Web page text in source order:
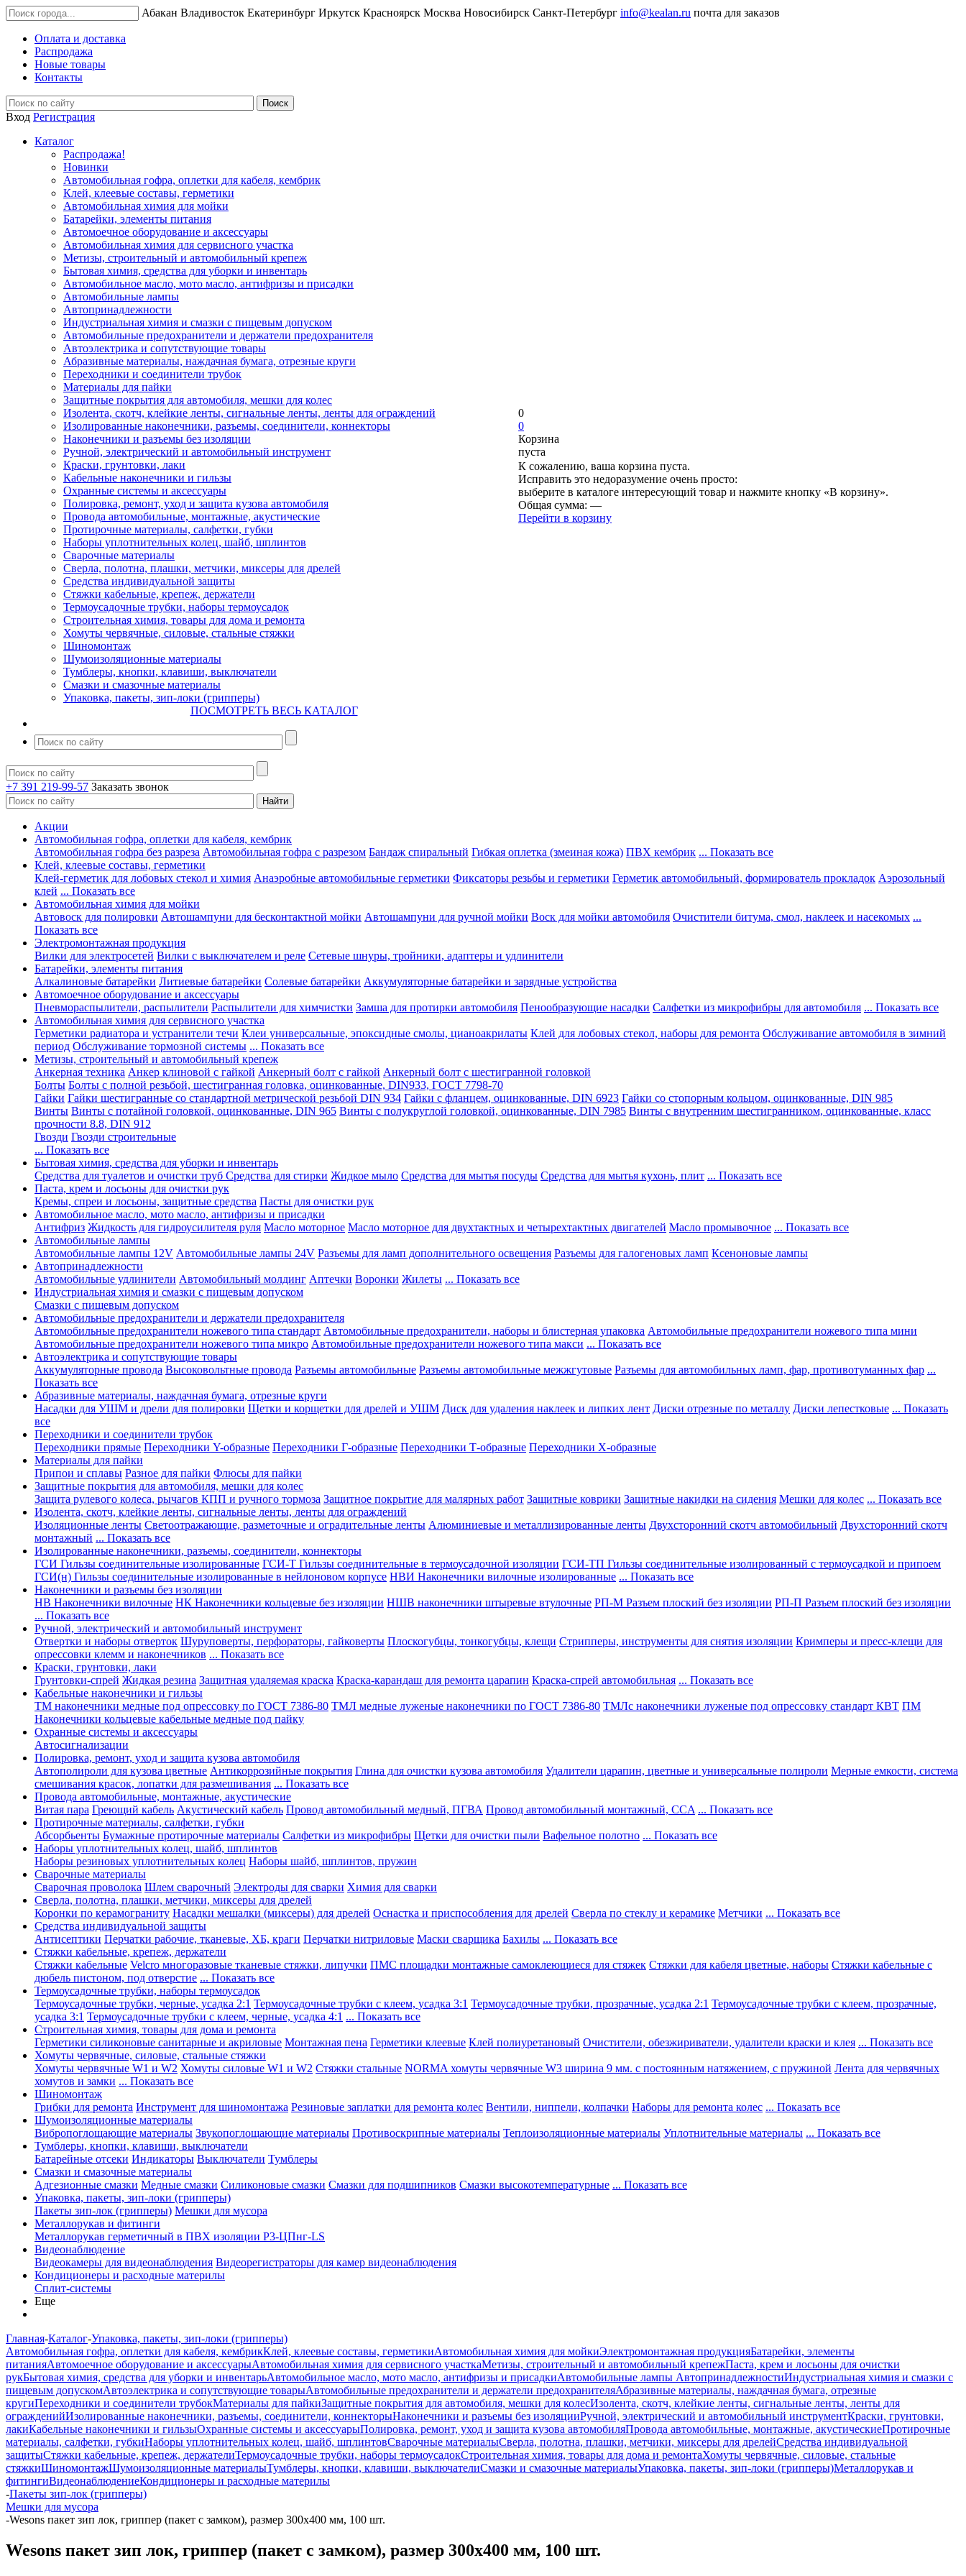
Абакан Владивосток Екатеринбург Иркутск Красноярск Москва Новосибирск Санкт-Петербург info@kealan.ru почта для заказов
Оплата и доставка
Распродажа
Новые товары
Контакты
Вход Регистрация
Каталог
Распродажа!
Новинки
Автомобильная гофра, оплетки для кабеля, кембрик
Клей, клеевые составы, герметики
Автомобильная химия для мойки
Батарейки, элементы питания
Автомоечное оборудование и аксессуары
Автомобильная химия для сервисного участка
Метизы, строительный и автомобильный крепеж
Бытовая химия, средства для уборки и инвентарь
Автомобильное масло, мото масло, антифризы и присадки
Автомобильные лампы
Автопринадлежности
Индустриальная химия и смазки с пищевым допуском
Автомобильные предохранители и держатели предохранителя
Автоэлектрика и сопутствующие товары
Абразивные материалы, наждачная бумага, отрезные круги
Переходники и соединители трубок
Материалы для пайки
Защитные покрытия для автомобиля, мешки для колес
Изолента, скотч, клейкие ленты, сигнальные ленты, ленты для ограждений
Изолированные наконечники, разъемы, соединители, коннекторы
Наконечники и разъемы без изоляции
Ручной, электрический и автомобильный инструмент
Краски, грунтовки, лаки
Кабельные наконечники и гильзы
Охранные системы и аксессуары
Полировка, ремонт, уход и защита кузова автомобиля
Провода автомобильные, монтажные, акустические
Протирочные материалы, салфетки, губки
Наборы уплотнительных колец, шайб, шплинтов
Сварочные материалы
Сверла, полотна, плашки, метчики, миксеры для дрелей
Средства индивидуальной защиты
Стяжки кабельные, крепеж, держатели
Термоусадочные трубки, наборы термоусадок
Строительная химия, товары для дома и ремонта
Хомуты червячные, силовые, стальные стяжки
Шиномонтаж
Шумоизоляционные материалы
Тумблеры, кнопки, клавиши, выключатели
Смазки и смазочные материалы
Упаковка, пакеты, зип-локи (грипперы)
ПОСМОТРЕТЬ ВЕСЬ КАТАЛОГ
+7 391 219-99-57 Заказать звонок
0
0
Корзина
пуста
К сожалению, ваша корзина пуста.
Исправить это недоразумение очень просто:
выберите в каталоге интересующий товар и нажмите кнопку «В корзину».
Общая сумма: —
Перейти в корзину
Акции
Автомобильная гофра, оплетки для кабеля, кембрик
Автомобильная гофра без разреза Автомобильная гофра с разрезом Бандаж спиральный Гибкая оплетка (змеиная кожа) ПВХ кембрик ... Показать все
Клей, клеевые составы, герметики
Клей-герметик для лобовых стекол и химия Анаэробные автомобильные герметики Фиксаторы резьбы и герметики Герметик автомобильный, формирователь прокладок Аэрозольный
клей ... Показать все
Автомобильная химия для мойки
Автовоск для полировки Автошампуни для бесконтактной мойки Автошампуни для ручной мойки Воск для мойки автомобиля Очистители битума, смол, наклеек и насекомых ...
Показать все
Электромонтажная продукция
Вилки для электросетей Вилки с выключателем и реле Сетевые шнуры, тройники, адаптеры и удлинители
Батарейки, элементы питания
Алкалиновые батарейки Литиевые батарейки Солевые батарейки Аккумуляторные батарейки и зарядные устройства
Автомоечное оборудование и аксессуары
Пневмораспылители, распылители Распылители для химчистки Замша для протирки автомобиля Пенообразующие насадки Салфетки из микрофибры для автомобиля ... Показать все
Автомобильная химия для сервисного участка
Герметики радиатора и устранители течи Клеи универсальные, эпоксидные смолы, цианоакрилаты Клей для лобовых стекол, наборы для ремонта Обслуживание автомобиля в зимний
период Обслуживание тормозной системы ... Показать все
Метизы, строительный и автомобильный крепеж
Анкерная техника Анкер клиновой с гайкой Анкерный болт с гайкой Анкерный болт с шестигранной головкой
Болты Болты с полной резьбой, шестигранная головка, оцинкованные, DIN933, ГОСТ 7798-70
Гайки Гайки шестигранные со стандартной метрической резьбой DIN 934 Гайки с фланцем, оцинкованные, DIN 6923 Гайки со стопорным кольцом, оцинкованные, DIN 985
Винты Винты с потайной головкой, оцинкованные, DIN 965 Винты с полукруглой головкой, оцинкованные, DIN 7985 Винты с внутренним шестигранником, оцинкованные, класс
прочности 8.8, DIN 912
Гвозди Гвозди строительные
... Показать все
Бытовая химия, средства для уборки и инвентарь
Средства для туалетов и очистки труб Средства для стирки Жидкое мыло Средства для мытья посуды Средства для мытья кухонь, плит ... Показать все
Паста, крем и лосьоны для очистки рук
Кремы, спреи и лосьоны, защитные средства Пасты для очистки рук
Автомобильное масло, мото масло, антифризы и присадки
Антифриз Жидкость для гидроусилителя руля Масло моторное Масло моторное для двухтактных и четырехтактных двигателей Масло промывочное ... Показать все
Автомобильные лампы
Автомобильные лампы 12V Автомобильные лампы 24V Разъемы для ламп дополнительного освещения Разъемы для галогеновых ламп Ксеноновые лампы
Автопринадлежности
Автомобильные удлинители Автомобильный молдинг Аптечки Воронки Жилеты ... Показать все
Индустриальная химия и смазки с пищевым допуском
Смазки с пищевым допуском
Автомобильные предохранители и держатели предохранителя
Автомобильные предохранители ножевого типа стандарт Автомобильные предохранители, наборы и блистерная упаковка Автомобильные предохранители ножевого типа мини
Автомобильные предохранители ножевого типа микро Автомобильные предохранители ножевого типа макси ... Показать все
Автоэлектрика и сопутствующие товары
Аккумуляторные провода Высоковольтные провода Разъемы автомобильные Разъемы автомобильные межжгутовые Разъемы для автомобильных ламп, фар, противотуманных фар ...
Показать все
Абразивные материалы, наждачная бумага, отрезные круги
Насадки для УШМ и дрели для полировки Щетки и корщетки для дрелей и УШМ Диск для удаления наклеек и липких лент Диски отрезные по металлу Диски лепестковые ... Показать
все
Переходники и соединители трубок
Переходники прямые Переходники Y-образные Переходники Г-образные Переходники Т-образные Переходники Х-образные
Материалы для пайки
Припои и сплавы Разное для пайки Флюсы для пайки
Защитные покрытия для автомобиля, мешки для колес
Защита рулевого колеса, рычагов КПП и ручного тормоза Защитное покрытие для малярных работ Защитные коврики Защитные накидки на сидения Мешки для колес ... Показать все
Изолента, скотч, клейкие ленты, сигнальные ленты, ленты для ограждений
Изоляционные ленты Светоотражающие, разметочные и оградительные ленты Алюминиевые и металлизированные ленты Двухсторонний скотч автомобильный Двухсторонний скотч
монтажный ... Показать все
Изолированные наконечники, разъемы, соединители, коннекторы
ГСИ Гильзы соединительные изолированные ГСИ-Т Гильзы соединительные в термоусадочной изоляции ГСИ-ТП Гильзы соединительные изолированный с термоусадкой и припоем
ГСИ(н) Гильзы соединительные изолированные в нейлоновом корпусе НВИ Наконечники вилочные изолированные ... Показать все
Наконечники и разъемы без изоляции
НВ Наконечники вилочные НК Наконечники кольцевые без изоляции НШВ наконечники штыревые втулочные РП-М Разъем плоский без изоляции РП-П Разъем плоский без изоляции
... Показать все
Ручной, электрический и автомобильный инструмент
Отвертки и наборы отверток Шуруповерты, перфораторы, гайковерты Плоскогубцы, тонкогубцы, клещи Стрипперы, инструменты для снятия изоляции Кримперы и пресс-клещи для
опрессовки клемм и наконечников ... Показать все
Краски, грунтовки, лаки
Грунтовки-спрей Жидкая резина Защитная удаляемая краска Краска-карандаш для ремонта царапин Краска-спрей автомобильная ... Показать все
Кабельные наконечники и гильзы
ТМ наконечники медные под опрессовку по ГОСТ 7386-80 ТМЛ медные луженые наконечники по ГОСТ 7386-80 ТМЛс наконечники луженые под опрессовку стандарт КВТ ПМ
Наконечники кольцевые кабельные медные под пайку
Охранные системы и аксессуары
Автосигнализации
Полировка, ремонт, уход и защита кузова автомобиля
Автополироли для кузова цветные Антикоррозийные покрытия Глина для очистки кузова автомобиля Удалители царапин, цветные и универсальные полироли Мерные емкости, система
смешивания красок, лопатки для размешивания ... Показать все
Провода автомобильные, монтажные, акустические
Витая пара Греющий кабель Акустический кабель Провод автомобильный медный, ПГВА Провод автомобильный монтажный, CCA ... Показать все
Протирочные материалы, салфетки, губки
Абсорбьенты Бумажные протирочные материалы Салфетки из микрофибры Щетки для очистки пыли Вафельное полотно ... Показать все
Наборы уплотнительных колец, шайб, шплинтов
Наборы резиновых уплотнительных колец Наборы шайб, шплинтов, пружин
Сварочные материалы
Сварочная проволока Шлем сварочный Электроды для сварки Химия для сварки
Сверла, полотна, плашки, метчики, миксеры для дрелей
Коронки по керамограниту Насадки мешалки (миксеры) для дрелей Оснастка и приспособления для дрелей Сверла по стеклу и керамике Метчики ... Показать все
Средства индивидуальной защиты
Антисептики Перчатки рабочие, тканевые, ХБ, краги Перчатки нитриловые Маски сварщика Бахилы ... Показать все
Стяжки кабельные, крепеж, держатели
Стяжки кабельные Velcro многоразовые тканевые стяжки, липучки ПМС площадки монтажные самоклеющиеся для стяжек Стяжки для кабеля цветные, наборы Стяжки кабельные с
дюбель пистоном, под отверстие ... Показать все
Термоусадочные трубки, наборы термоусадок
Термоусадочные трубки, черные, усадка 2:1 Термоусадочные трубки с клеем, усадка 3:1 Термоусадочные трубки, прозрачные, усадка 2:1 Термоусадочные трубки с клеем, прозрачные,
усадка 3:1 Термоусадочные трубки с клеем, черные, усадка 4:1 ... Показать все
Строительная химия, товары для дома и ремонта
Герметики силиконовые санитарные и акриловые Монтажная пена Герметики клеевые Клей полиуретановый Очистители, обезжириватели, удалители краски и клея ... Показать все
Хомуты червячные, силовые, стальные стяжки
Хомуты червячные W1 и W2 Хомуты силовые W1 и W2 Стяжки стальные NORMA хомуты червячные W3 ширина 9 мм. с постоянным натяжением, с пружиной Лента для червячных
хомутов и замки ... Показать все
Шиномонтаж
Грибки для ремонта Инструмент для шиномонтажа Резиновые заплатки для ремонта колес Вентили, ниппели, колпачки Наборы для ремонта колес ... Показать все
Шумоизоляционные материалы
Вибропоглощающие материалы Звукопоглощающие материалы Противоскрипные материалы Теплоизоляционные материалы Уплотнительные материалы ... Показать все
Тумблеры, кнопки, клавиши, выключатели
Батарейные отсеки Индикаторы Выключатели Тумблеры
Смазки и смазочные материалы
Адгезионные смазки Медные смазки Силиконовые смазки Смазки для подшипников Смазки высокотемпературные ... Показать все
Упаковка, пакеты, зип-локи (грипперы)
Пакеты зип-лок (грипперы) Мешки для мусора
Металлорукав и фитинги
Металлорукав герметичный в ПВХ изоляции Р3-ЦПнг-LS
Видеонаблюдение
Видеокамеры для видеонаблюдения Видеорегистраторы для камер видеонаблюдения
Кондиционеры и расходные материлы
Сплит-системы
Еще
Главная-Каталог-Упаковка, пакеты, зип-локи (грипперы)
Автомобильная гофра, оплетки для кабеля, кембрикКлей, клеевые составы, герметикиАвтомобильная химия для мойкиЭлектромонтажная продукцияБатарейки, элементы
питанияАвтомоечное оборудование и аксессуарыАвтомобильная химия для сервисного участкаМетизы, строительный и автомобильный крепежПаста, крем и лосьоны для очистки
рукБытовая химия, средства для уборки и инвентарьАвтомобильное масло, мото масло, антифризы и присадкиАвтомобильные лампы АвтопринадлежностиИндустриальная химия и смазки с
пищевым допускомАвтоэлектрика и сопутствующие товарыАвтомобильные предохранители и держатели предохранителяАбразивные материалы, наждачная бумага, отрезные
кругиПереходники и соединители трубокМатериалы для пайкиЗащитные покрытия для автомобиля, мешки для колесИзолента, скотч, клейкие ленты, сигнальные ленты, ленты для
огражденийИзолированные наконечники, разъемы, соединители, коннекторыНаконечники и разъемы без изоляцииРучной, электрический и автомобильный инструментКраски, грунтовки,
лакиКабельные наконечники и гильзыОхранные системы и аксессуарыПолировка, ремонт, уход и защита кузова автомобиляПровода автомобильные, монтажные, акустическиеПротирочные
материалы, салфетки, губкиНаборы уплотнительных колец, шайб, шплинтовСварочные материалыСверла, полотна, плашки, метчики, миксеры для дрелейСредства индивидуальной
защитыСтяжки кабельные, крепеж, держателиТермоусадочные трубки, наборы термоусадокСтроительная химия, товары для дома и ремонтаХомуты червячные, силовые, стальные
стяжкиШиномонтажШумоизоляционные материалыТумблеры, кнопки, клавиши, выключателиСмазки и смазочные материалыУпаковка, пакеты, зип-локи (грипперы)Металлорукав и
фитингиВидеонаблюдениеКондиционеры и расходные материлы
-Пакеты зип-лок (грипперы)
Мешки для мусора
-Wesons пакет зип лок, гриппер (пакет с замком), размер 300х400 мм, 100 шт.
Wesons пакет зип лок, гриппер (пакет с замком), размер 300х400 мм, 100 шт.